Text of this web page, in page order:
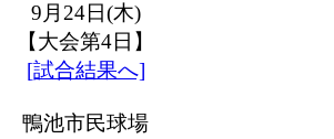
9月24日(木)
【大会第4日】
[試合結果へ]
鴨池市民球場